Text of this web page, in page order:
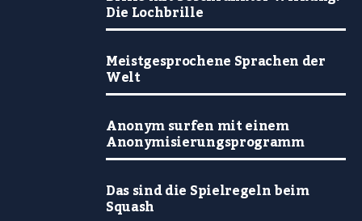
Die Lochbrille
Meistgesprochene Sprachen der
Welt
Anonym surfen mit einem
Anonymisierungsprogramm
Das sind die Spielregeln beim
Squash